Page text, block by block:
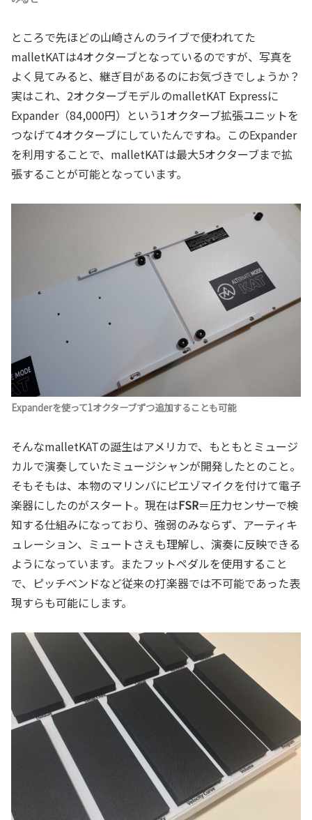
ところで先ほどの山崎さんのライブで使われてた
malletKATは4オクターブとなっているのですが、写真を
よく見てみると、継ぎ目があるのにお気づきでしょうか？
実はこれ、2オクターブモデルのmalletKAT Expressに
Expander（84,000円）という1オクターブ拡張ユニットを
つなげて4オクターブにしていたんですね。このExpander
を利用することで、malletKATは最大5オクターブまで拡
張することが可能となっています。
Expanderを使って1オクターブずつ追加することも可能
そんなmalletKATの誕生はアメリカで、もともとミュージ
カルで演奏していたミュージシャンが開発したとのこと。
そもそもは、本物のマリンバにピエゾマイクを付けて電子
楽器にしたのがスタート。現在はFSR＝圧力センサーで検
知する仕組みになっており、強弱のみならず、アーティキ
ュレーション、ミュートさえも理解し、演奏に反映できる
ようになっています。またフットペダルを使用すること
で、ピッチベンドなど従来の打楽器では不可能であった表
現すらも可能にします。